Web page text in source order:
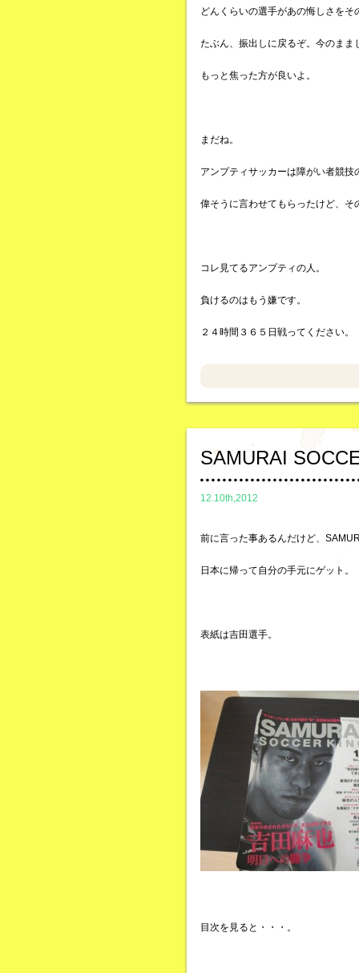
どんくらいの選手があの悔しさを
たぶん、振出しに戻るぞ。今のまま
もっと焦った方が良いよ。
まだね。
アンプティサッカーは障がい者競技
偉そうに言わせてもらったけど、そ
コレ見てるアンプティの人。
負けるのはもう嫌です。
２４時間３６５日戦ってください。
SAMURAI
12.10th,2012
前に言った事あるんだけど、
日本に帰って自分の手元にゲット。
表紙は吉田選手。
目次を見ると・・・。